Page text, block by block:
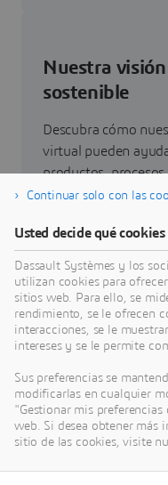
Nuestra
sostenible
Descubra cómo
virtual pueden
productos,
que permitan
Ir a
Últimas
Acceso a todas las
redes sociales de
Continuar solo con las
Usted decide qué
Dassault Systèmes y los
utilizan cookies para
sitios web. Para ello, se
rendimiento, se le ofrecen
interacciones, se le
intereses y se le permite
Sus preferencias se
modificarlas en cualquier
"Gestionar mis
web. Si desea obtener más
sitio de las cookies, visite